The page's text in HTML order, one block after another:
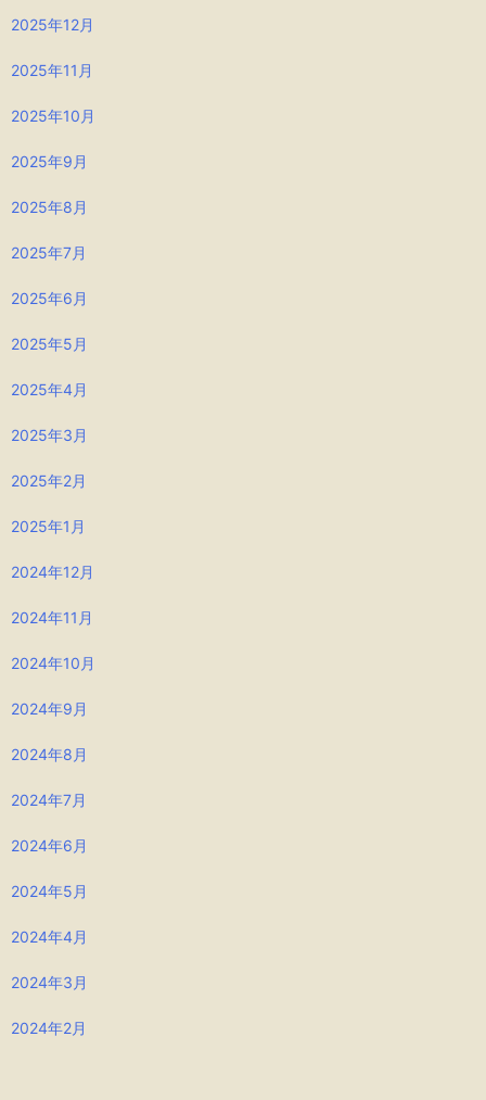
2025年12月
2025年11月
2025年10月
2025年9月
2025年8月
2025年7月
2025年6月
2025年5月
2025年4月
2025年3月
2025年2月
2025年1月
2024年12月
2024年11月
2024年10月
2024年9月
2024年8月
2024年7月
2024年6月
2024年5月
2024年4月
2024年3月
2024年2月